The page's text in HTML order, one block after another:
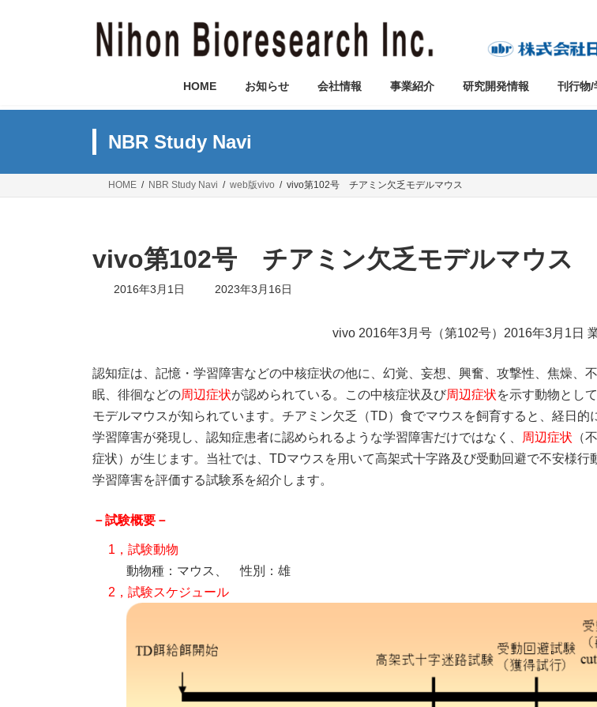
HOME お知らせ 会社情報 事業紹介 研究開発情報 刊行物/
NBR Study Navi
HOME NBR Study Navi web版vivo vivo第102号 チアミン欠乏モデルマウス
vivo第102号 チアミン欠乏モデルマウス
2016年3月1日
最
:
2023年3月16日
vivo 2016年3月号（第102号）2016年3月1日
認知症は、記憶・学習障害などの中核症状の他に、幻覚、妄想、興奮、攻撃性、焦燥、
眠、徘徊などの周辺症状が認められている。この中核症状及び周辺症状を示す動物とし
モデルマウスが知られています。チアミン欠乏（TD）食でマウスを飼育すると、経日的
学習障害が発現し、認知症患者に認められるような学習障害だけではなく、
周辺症状 （
症状）が生じます。当社では、TDマウスを用いて高架式十字路及び受動回避で不安様行
学習障害を評価する試験系を紹介します。
－試験概要－
1，試験動物
動物種：マウス、 性別：雄
2，試験スケジュール